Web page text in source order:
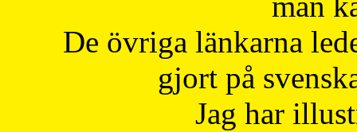
De övriga länkarna
gjort på
Jag har